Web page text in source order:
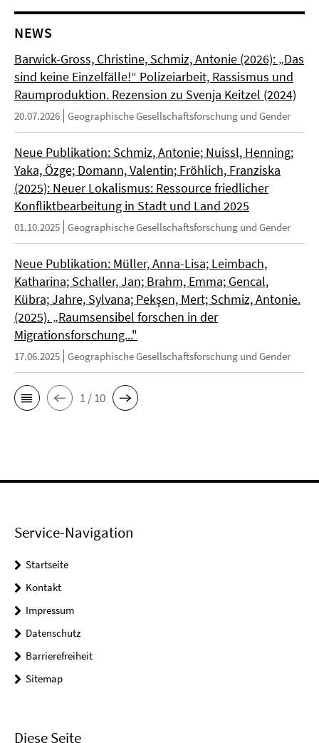
NEWS
Barwick-Gross, Christine, Schmiz, Antonie (2026): „Das
sind keine Einzelfälle!“ Polizeiarbeit, Rassismus und
Raumproduktion. Rezension zu Svenja Keitzel (2024)
20.07.2026 Geographische Gesellschaftsforschung und Gender
Neue Publikation: Schmiz, Antonie; Nuissl, Henning;
Yaka, Özge; Domann, Valentin; Fröhlich, Franziska
(2025): Neuer Lokalismus: Ressource friedlicher
Konfliktbearbeitung in Stadt und Land 2025
01.10.2025 Geographische Gesellschaftsforschung und Gender
Neue Publikation: Müller, Anna-Lisa; Leimbach,
Katharina; Schaller, Jan; Brahm, Emma; Gencal,
Kübra; Jahre, Sylvana; Pekşen, Mert; Schmiz, Antonie.
(2025). „Raumsensibel forschen in der
Migrationsforschung..."
17.06.2025 Geographische Gesellschaftsforschung und Gender
1 / 10
Service-Navigation
Startseite
Kontakt
Impressum
Datenschutz
Barrierefreiheit
Sitemap
Diese Seite